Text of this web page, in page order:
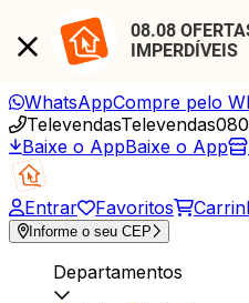
08.08
IMPERDÍVEIS
WhatsAppCompre pelo
TelevendasTelevendas
Baixe o AppBaixe o App
Entrar Favoritos
Informe o seu CEP
Departamentos